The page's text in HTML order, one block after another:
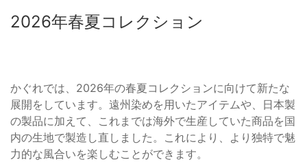
2026年春夏コレクション
かぐれでは、2026年の春夏コレクションに向けて新たな
展開をしています。遠州染めを用いたアイテムや、日本製
の製品に加えて、これまでは海外で生産していた商品を国
内の生地で製造し直しました。これにより、より独特で魅
力的な風合いを楽しむことができます。